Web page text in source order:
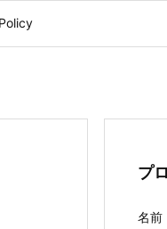
プ
名